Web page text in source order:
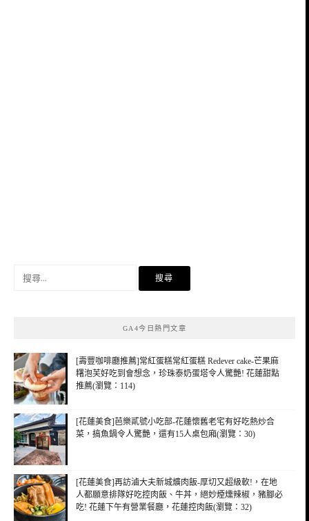
GA4今日熱門文章
[壽豐咖啡廳推薦]常紅蛋糕常紅蛋糕 Redever cake-芒果麻
糬泡芙好吃到會想念，珍珠泰奶蛋塔令人驚艷! 花蓮甜點
推薦(瀏覽：114)
[花蓮美食]芭樂貳號小吃部-花蓮懷舊老宅有好吃熱炒合
菜，搞魚鍋令人驚艷，還有15人桌包廂(瀏覽：30)
[花蓮美食]再訪滷大夫新城爌肉飯-厚切又超級軟!，在地
人都願意排隊好吃控肉飯、牛丼，絕妙煙燻辣椒，豬腳必
吃! 花蓮下午有營業餐廳，花蓮控肉飯(瀏覽：32)